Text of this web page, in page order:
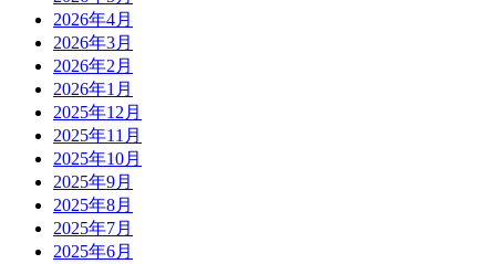
2026年4月
2026年3月
2026年2月
2026年1月
2025年12月
2025年11月
2025年10月
2025年9月
2025年8月
2025年7月
2025年6月